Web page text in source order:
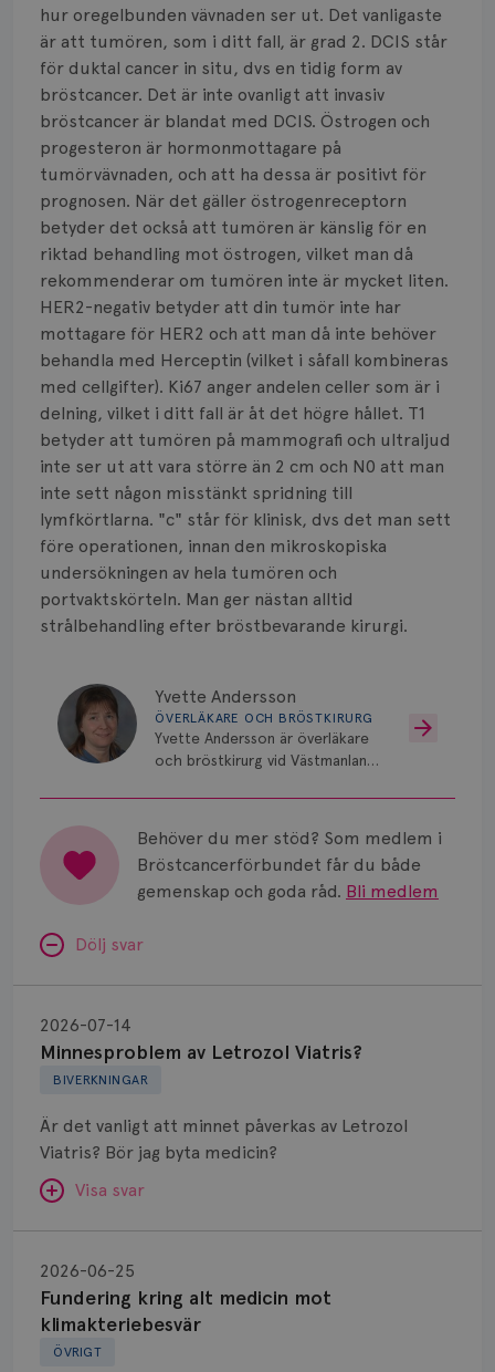
hur oregelbunden vävnaden ser ut. Det vanligaste
är att tumören, som i ditt fall, är grad 2. DCIS står
för duktal cancer in situ, dvs en tidig form av
bröstcancer. Det är inte ovanligt att invasiv
bröstcancer är blandat med DCIS. Östrogen och
progesteron är hormonmottagare på
tumörvävnaden, och att ha dessa är positivt för
prognosen. När det gäller östrogenreceptorn
betyder det också att tumören är känslig för en
riktad behandling mot östrogen, vilket man då
rekommenderar om tumören inte är mycket liten.
HER2-negativ betyder att din tumör inte har
mottagare för HER2 och att man då inte behöver
behandla med Herceptin (vilket i såfall kombineras
med cellgifter). Ki67 anger andelen celler som är i
delning, vilket i ditt fall är åt det högre hållet. T1
betyder att tumören på mammografi och ultraljud
inte ser ut att vara större än 2 cm och N0 att man
inte sett någon misstänkt spridning till
lymfkörtlarna. "c" står för klinisk, dvs det man sett
före operationen, innan den mikroskopiska
undersökningen av hela tumören och
portvaktskörteln. Man ger nästan alltid
strålbehandling efter bröstbevarande kirurgi.
Yvette Andersson
ÖVERLÄKARE OCH BRÖSTKIRURG
Yvette Andersson är överläkare
och bröstkirurg vid Västmanlands
Behöver du mer stöd? Som medlem i
Bröstcancerförbundet får du både
gemenskap och goda råd. Bli medlem
Dölj svar
BIVERKNINGAR
Minnesproblem av Letrozol Viatris?
2026-07-14
Är det vanligt att minnet påverkas av Letrozol
Viatris? Bör jag byta medicin?
Visa svar
SVAR:
Hej. Oavsett vilken hormonsänkande behandling
(men även cytostatika) man får så kan en del
uppleva negativ påverkan på minnet. Prata din
Letrozol
Viatris?
ÖVRIGT
Fundering kring alt medicin mot
klimakteriebesvär
2026-06-25
kring
medicin
Spridd bröstcancer
Strålning
Vätska